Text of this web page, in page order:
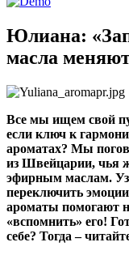
Юлиана:
масла
Все мы ищем свой
если ключ к
ароматах? Мы
из Швейцарии, чья
эфирным маслам.
переключить
ароматы помогают
«вспомнить» его!
себе? Тогда –